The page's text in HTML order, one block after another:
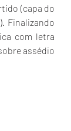
(capa do
Finalizando
com letra
assédio